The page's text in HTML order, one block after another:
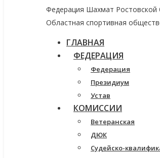
Федерация Шахмат Ростовской
Областная спортивная
ГЛАВНАЯ
ФЕДЕРАЦИЯ
Федерация
Президиум
Устав
КОМИССИИ
Ветеранская
ДЮК
Судейско-